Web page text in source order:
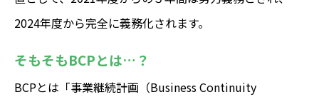
2024年度から完全に義務化されます。
そもそもBCPとは…？
BCPとは「事業継続計画（Business Continuity